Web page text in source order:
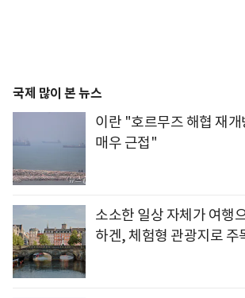
국제 많이 본 뉴스
이란 "호르무즈 해협 재개
매우 근접"
소소한 일상 자체가 여행
하겐, 체험형 관광지로 주